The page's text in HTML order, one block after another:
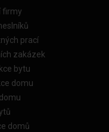
firmy
prací
zakázek
bytu
domu
domů